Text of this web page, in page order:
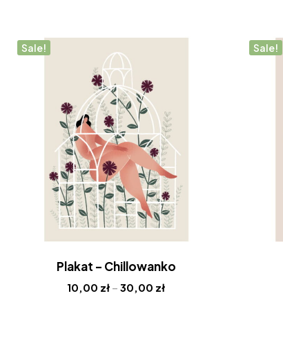
Sale!
Plakat – Chillowanko
10,00 zł – 30,00 zł
Sale!